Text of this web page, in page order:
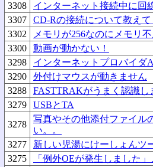
3308
インターネット接続中に回
3307
CD-Rの接続について教え
3302
メモリが256なのにメモ
3300
動画が動かない！
3298
インターネットプロバイダ
3290
外付けマウスが動きません
3288
FASTTRAKがうまく認識し
3279
USBとTA
3278
写真やその他添付ファイル
い。。
3277
新しい児湯にけーしょんツ
3275
「例外OEが発生しました